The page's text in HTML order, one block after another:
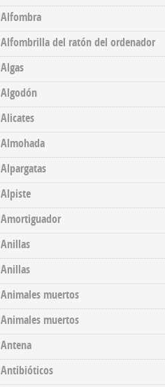
Alfombra
Alfombrilla del ratón del ordenador
Algas
Algodón
Alicates
Almohada
Alpargatas
Alpiste
Amortiguador
Anillas
Anillas
Animales muertos
Animales muertos
Antena
Antibióticos